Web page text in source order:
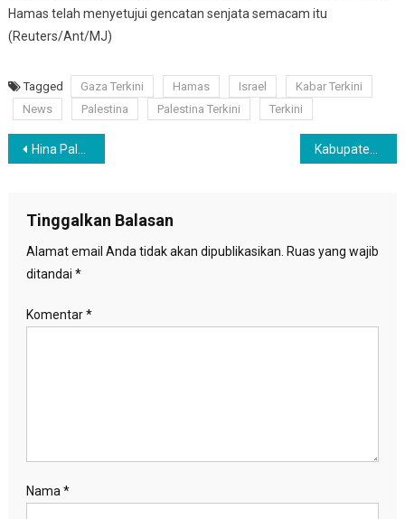
Hamas telah menyetujui gencatan senjata semacam itu
(Reuters/Ant/MJ)
Tagged Gaza Terkini Hamas Israel
Kabar Terkini
News
Palestina Palestina Terkini Terkini
Navigasi
Hina Palestina di TikTok, Pelajar Ini Dikeluarkan dari Sekolahnya
Tinggalkan Balasan
Alamat email Anda tidak akan dipublikasikan. Ruas yang wajib
ditandai *
Komentar*
Nama *